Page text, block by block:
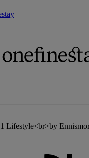
Lifestyle<br>by